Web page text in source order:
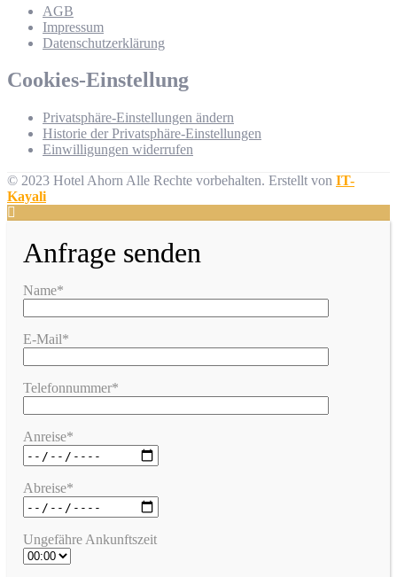
AGB
Impressum
Datenschutzerklärung
Cookies-Einstellung
Privatsphäre-Einstellungen ändern
Historie der Privatsphäre-Einstellungen
Einwilligungen widerrufen
© 2023 Hotel Ahorn Alle Rechte vorbehalten. Erstellt von IT-
Kayali
Anfrage senden
Name*
E-Mail*
Telefonnummer*
Anreise*
Abreise*
Ungefähre Ankunftszeit